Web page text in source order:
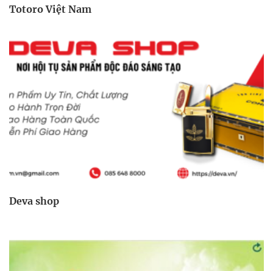
Totoro Việt Nam
Deva shop